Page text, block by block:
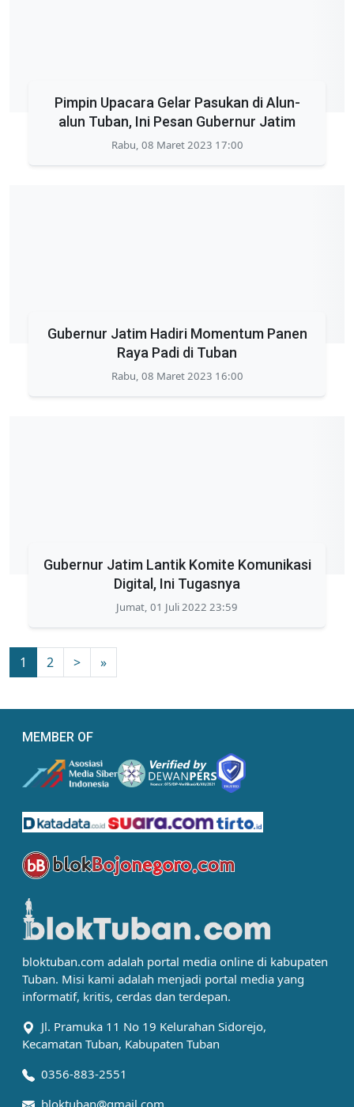
Pimpin Upacara Gelar Pasukan di Alun-
alun Tuban, Ini Pesan Gubernur Jatim
Rabu, 08 Maret 2023 17:00
Gubernur Jatim Hadiri Momentum Panen
Raya Padi di Tuban
Rabu, 08 Maret 2023 16:00
Gubernur Jatim Lantik Komite Komunikasi
Digital, Ini Tugasnya
Jumat, 01 Juli 2022 23:59
1 2 > »
MEMBER OF
bloktuban.com adalah portal media online di kabupaten
Tuban. Misi kami adalah menjadi portal media yang
informatif, kritis, cerdas dan terdepan.
Jl. Pramuka 11 No 19 Kelurahan Sidorejo,
Kecamatan Tuban, Kabupaten Tuban
0356-883-2551